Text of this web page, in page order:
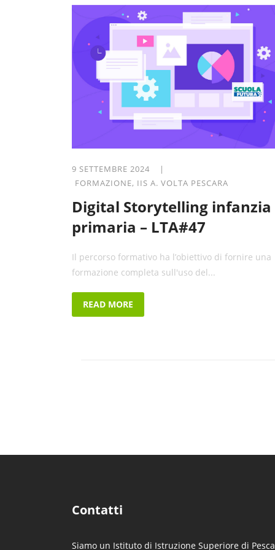
9 SETTEMBRE 2024 |
FORMAZIONE, IIS A. VOLTA PESCARA
Digital Storytelling infanzia
primaria – LTA#47
Il percorso formativo ha l’obiettivo di fornire una
formazione completa sull'uso del...
READ MORE
Contatti
Siamo un Istituto di Istruzione Superiore di